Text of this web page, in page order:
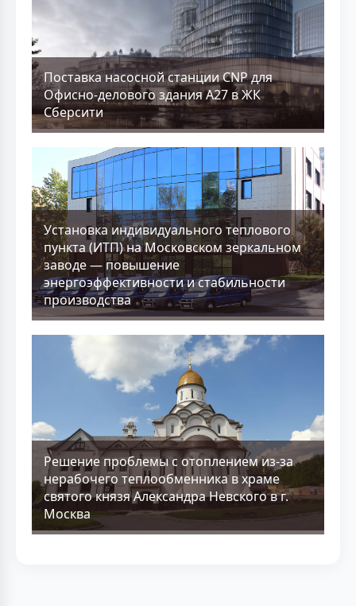
Поставка насосной станции CNP для
Офисно-делового здания А27 в ЖК
Сберсити
Установка индивидуального теплового
пункта (ИТП) на Московском зеркальном
заводе — повышение
энергоэффективности и стабильности
производства
Решение проблемы с отоплением из-за
нерабочего теплообменника в храме
святого князя Александра Невского в г.
Москва